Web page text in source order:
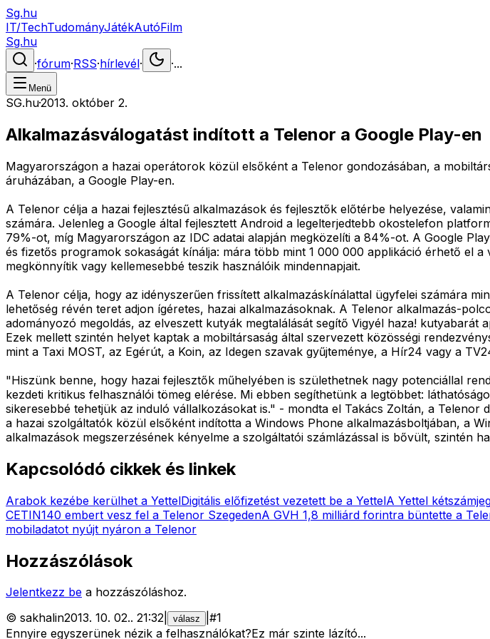
Sg.hu
IT/TechTudományJátékAutóFilm
Sg.hu
·fórum·RSS·hírlevél· ·...
Menü
SG.hu·2013. október 2.
Alkalmazásválogatást indított a Telenor a Google Play-en
Magyarországon a hazai operátorok közül elsőként a Telenor gondozásában, a
áruházában, a Google Play-en.
A Telenor célja a hazai fejlesztésű alkalmazások és fejlesztők előtérbe helyezése,
számára. Jelenleg a Google által fejlesztett Android a legelterjedtebb okostelefon
79%-ot, míg Magyarországon az IDC adatai alapján megközelíti a 84%-ot. A Google
és fizetős programok sokaságát kínálja: mára több mint 1 000 000 applikáció érhető el
megkönnyítik vagy kellemesebbé teszik használóik mindennapjait.
A Telenor célja, hogy az idényszerűen frissített alkalmazáskínálattal ügyfelei számára
lehetőség révén teret adjon ígéretes, hazai alkalmazásoknak. A Telenor alkalmazás-
adományozó megoldás, az elveszett kutyák megtalálását segítő Vigyél haza!
Ezek mellett szintén helyet kaptak a mobiltársaság által szervezett közösségi
mint a Taxi MOST, az Egérút, a Koin, az Idegen szavak gyűjteménye, a Hír24 vagy a
"Hiszünk benne, hogy hazai fejlesztők műhelyében is születhetnek nagy potenciállal
kezdeti kritikus felhasználói tömeg elérése. Mi ebben segíthetünk a legtöbbet:
sikeresebbé tehetjük az induló vállalkozásokat is." - mondta el Takács Zoltán, a
a hazai szolgáltatók közül elsőként indította a Windows Phone alkalmazásboltjában, a
alkalmazások megszerzésének kényelme a szolgáltatói számlázással is bővült, szintén
Kapcsolódó cikkek és linkek
Arabok kezébe kerülhet a YettelDigitális előfizetést vezetett be a YettelA Yettel
CETIN140 embert vesz fel a Telenor SzegedenA GVH 1,8 milliárd forintra büntette a
mobiladatot nyújt nyáron a Telenor
Hozzászólások
Jelentkezz be a hozzászóláshoz.
© sakhalin2013. 10. 02.. 21:32 válasz #1
Ennyire egyszerünek nézik a felhasználókat?Ez már szinte lázító...